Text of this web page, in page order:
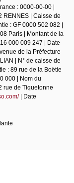
: 0000-00-00 |
RENNES | Caisse de
: GF 0000 502 082 |
Paris | Montant de la
000 009 247 | Date
de la Préfecture
| N° de caisse de
: 89 rue de la Boëtie
000 | Nom du
rue de Tiquetonne
| Date